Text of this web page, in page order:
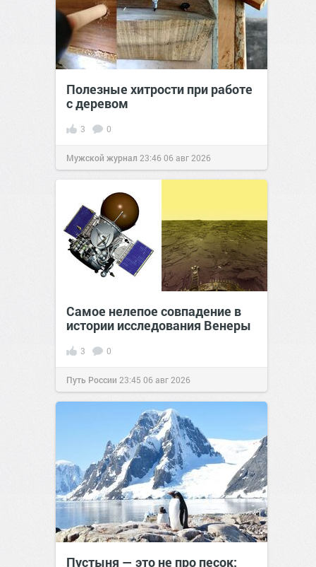
Полезные хитрости при работе
с деревом
3 0
Мужской журнал 23:4606 авг 2026
Самое нелепое совпадение в
истории исследования Венеры
3 0
Путь России 23:45 06 авг 2026
Пустыня — это не про песок: